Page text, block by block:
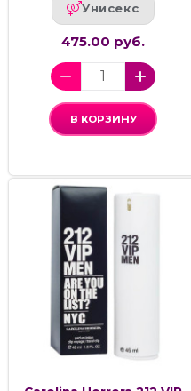
Унисекс
475.00 руб.
В КОРЗИНУ